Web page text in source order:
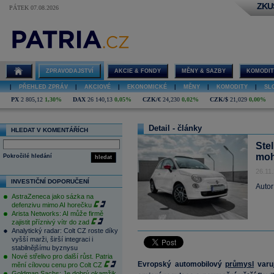
PÁTEK 07.08.2026
ZPRAVODAJSTVÍ AKCIE & FONDY MĚNY & SAZBY
PŘEHLED ZPRÁV AKCIOVÉ EKONOMICKÉ MĚNY KOMODITY
PX 2 805,12 1,30% DAX 26 140,13 0,05% CZK/€ 24,230 0,02% CZK/$ 21,029 0,00%
HLEDAT V KOMENTÁŘÍCH
hledat
Pokročilé hledání
INVESTIČNÍ DOPORUČENÍ
AstraZeneca jako sázka na
defenzivu mimo AI horečku
Arista Networks: AI může firmě
zajistit příznivý vítr do zad
Analytický radar: Colt CZ roste díky
vyšší marži, širší integraci i
stabilnějšímu byznysu
Nové střelivo pro další růst. Patria
mění cílovou cenu pro Colt CZ
Detail - články
Evropský automobilový průmysl